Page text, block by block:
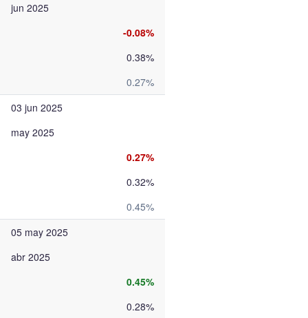
jun 2025
-0.08%
0.38%
0.27%
03 jun 2025
may 2025
0.27%
0.32%
0.45%
05 may 2025
abr 2025
0.45%
0.28%